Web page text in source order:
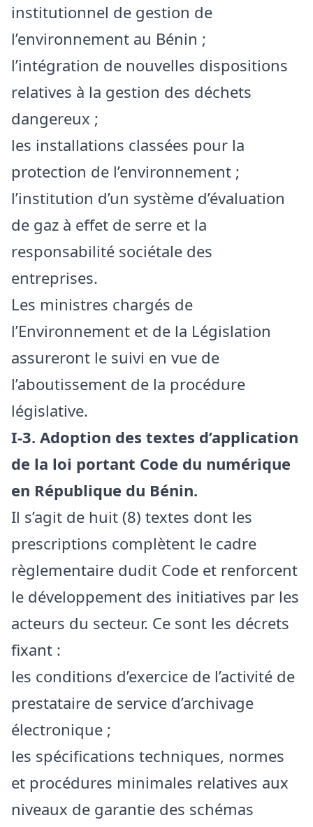
institutionnel de gestion de
l’environnement au Bénin ;
l’intégration de nouvelles dispositions
relatives à la gestion des déchets
dangereux ;
les installations classées pour la
protection de l’environnement ;
l’institution d’un système d’évaluation
de gaz à effet de serre et la
responsabilité sociétale des
entreprises.
Les ministres chargés de
l’Environnement et de la Législation
assureront le suivi en vue de
l’aboutissement de la procédure
législative.
I-3. Adoption des textes d’application
de la loi portant Code du numérique
en République du Bénin.
Il s’agit de huit (8) textes dont les
prescriptions complètent le cadre
règlementaire dudit Code et renforcent
le développement des initiatives par les
acteurs du secteur. Ce sont les décrets
fixant :
les conditions d’exercice de l’activité de
prestataire de service d’archivage
électronique ;
les spécifications techniques, normes
et procédures minimales relatives aux
niveaux de garantie des schémas